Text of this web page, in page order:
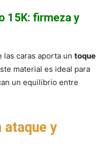
15K: firmeza y
las caras aporta un toque
material es ideal para
un equilibrio entre
ataque y